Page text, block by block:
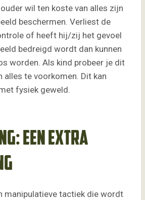
wil ten koste van alles zijn
beschermen. Verliest de
of heeft hij/zij het gevoel
bedreigd wordt dan kunnen
worden. Als kind probeer je dit
alles te voorkomen. Dit kan
fysiek geweld.
een extra
manipulatieve tactiek die wordt